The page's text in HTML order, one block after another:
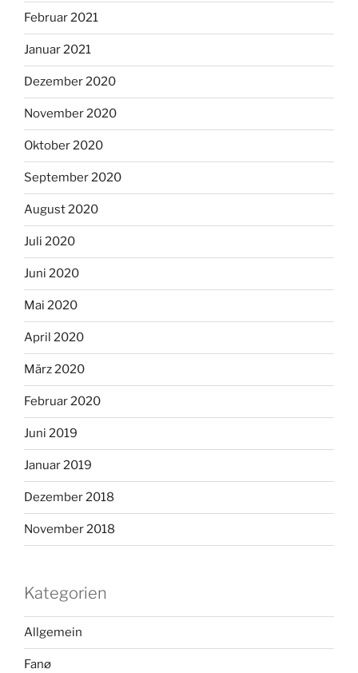
Februar 2021
Januar 2021
Dezember 2020
November 2020
Oktober 2020
September 2020
August 2020
Juli 2020
Juni 2020
Mai 2020
April 2020
März 2020
Februar 2020
Juni 2019
Januar 2019
Dezember 2018
November 2018
Kategorien
Allgemein
Fanø